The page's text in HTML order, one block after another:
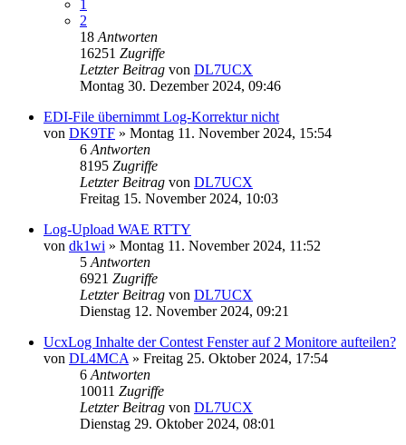
1
2
18 Antworten
16251 Zugriffe
Letzter Beitrag von DL7UCX
Montag 30. Dezember 2024, 09:46
EDI-File übernimmt Log-Korrektur nicht
von DK9TF » Montag 11. November 2024, 15:54
6 Antworten
8195 Zugriffe
Letzter Beitrag von DL7UCX
Freitag 15. November 2024, 10:03
Log-Upload WAE RTTY
von dk1wi » Montag 11. November 2024, 11:52
5 Antworten
6921 Zugriffe
Letzter Beitrag von DL7UCX
Dienstag 12. November 2024, 09:21
UcxLog Inhalte der Contest Fenster auf 2 Monitore aufteilen?
von DL4MCA » Freitag 25. Oktober 2024, 17:54
6 Antworten
10011 Zugriffe
Letzter Beitrag von DL7UCX
Dienstag 29. Oktober 2024, 08:01